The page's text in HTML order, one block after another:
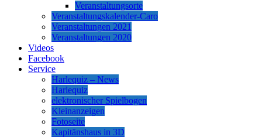
Veranstaltungsorte
Veranstaltungskalender-Caro
Veranstaltungen 2021
Veranstaltungen 2020
Videos
Facebook
Service
Harlequiz – News
Harlequiz
elektronischer Spielbogen
Kleinanzeigen
Fotoseite
Kapitänshaus in 3D